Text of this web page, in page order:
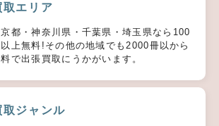
取エリア
都・神奈川県・千葉県・埼玉県なら100
上無料!その他の地域でも2000冊以から
で出張買取にうかがいます。
取ジャンル